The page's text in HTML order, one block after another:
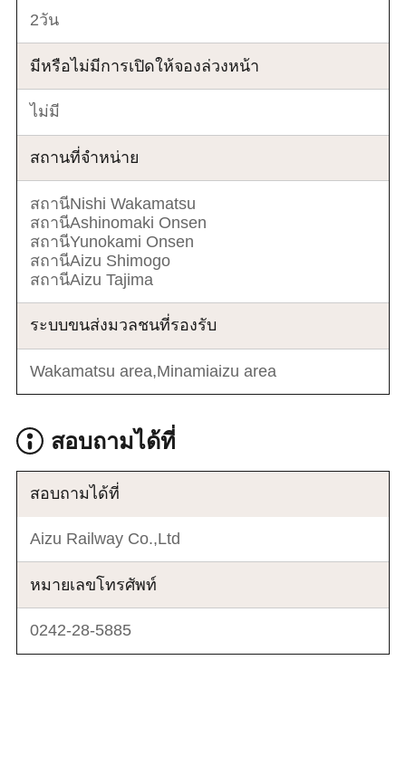
2วัน
มีหรือไม่มีการเปิดให้จองล่วงหน้า
ไม่มี
สถานที่จำหน่าย
สถานีNishi Wakamatsu
สถานีAshinomaki Onsen
สถานีYunokami Onsen
สถานีAizu Shimogo
สถานีAizu Tajima
ระบบขนส่งมวลชนที่รองรับ
Wakamatsu area,Minamiaizu area
สอบถามได้ที่
สอบถามได้ที่
Aizu Railway Co.,Ltd
หมายเลขโทรศัพท์
0242-28-5885